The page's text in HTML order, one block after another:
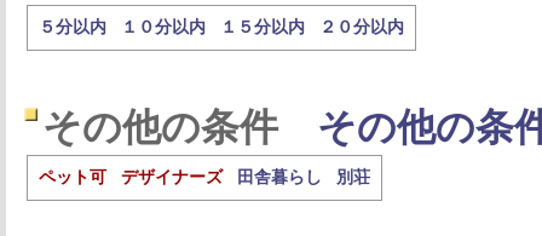
５分以内 １０分以内 １５分以内 ２０分以内
その他の条件 その他の条
ペット可 デザイナーズ 田舎暮らし 別荘